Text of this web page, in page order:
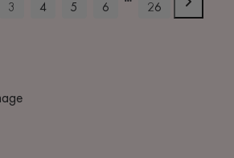
3 4 5 6 26